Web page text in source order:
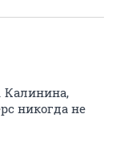
Калинина,
никогда не